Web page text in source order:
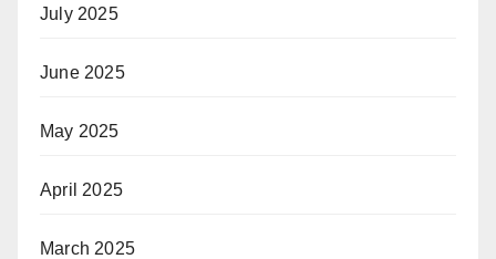
July 2025
June 2025
May 2025
April 2025
March 2025